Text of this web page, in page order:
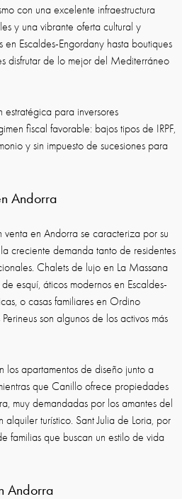
con una excelente infraestructura
y una vibrante oferta cultural y
en Escaldes-Engordany hasta boutiques
disfrutar de lo mejor del Mediterráneo
para inversores
fiscal favorable: bajos tipos de IRPF,
y sin impuesto de sucesiones para
Andorra
en Andorra se caracteriza por su
creciente demanda tanto de residentes
Chalets de lujo en La Massana
esquí, áticos modernos en Escaldes-
o casas familiares en Ordino
son algunos de los activos más
los apartamentos de diseño junto a
que Canillo ofrece propiedades
muy demandadas por los amantes del
turístico. Sant Julia de Loria, por
familias que buscan un estilo de vida
Andorra